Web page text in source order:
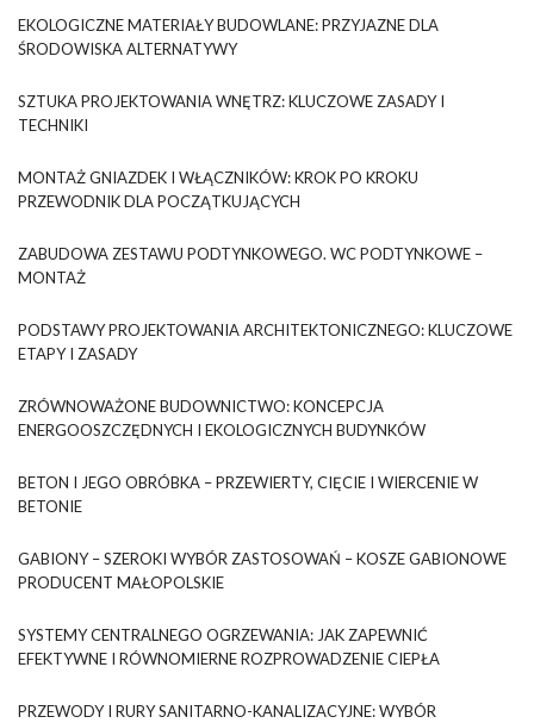
EKOLOGICZNE MATERIAŁY BUDOWLANE: PRZYJAZNE DLA
ŚRODOWISKA ALTERNATYWY
SZTUKA PROJEKTOWANIA WNĘTRZ: KLUCZOWE ZASADY I
TECHNIKI
MONTAŻ GNIAZDEK I WŁĄCZNIKÓW: KROK PO KROKU
PRZEWODNIK DLA POCZĄTKUJĄCYCH
ZABUDOWA ZESTAWU PODTYNKOWEGO. WC PODTYNKOWE –
MONTAŻ
PODSTAWY PROJEKTOWANIA ARCHITEKTONICZNEGO: KLUCZOWE
ETAPY I ZASADY
ZRÓWNOWAŻONE BUDOWNICTWO: KONCEPCJA
ENERGOOSZCZĘDNYCH I EKOLOGICZNYCH BUDYNKÓW
BETON I JEGO OBRÓBKA – PRZEWIERTY, CIĘCIE I WIERCENIE W
BETONIE
GABIONY – SZEROKI WYBÓR ZASTOSOWAŃ – KOSZE GABIONOWE
PRODUCENT MAŁOPOLSKIE
SYSTEMY CENTRALNEGO OGRZEWANIA: JAK ZAPEWNIĆ
EFEKTYWNE I RÓWNOMIERNE ROZPROWADZENIE CIEPŁA
PRZEWODY I RURY SANITARNO-KANALIZACYJNE: WYBÓR